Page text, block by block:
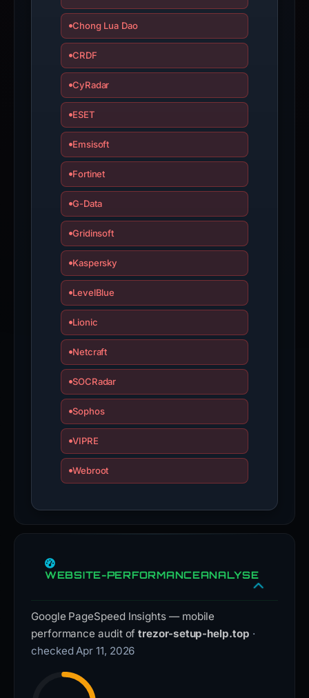
Chong Lua Dao
CRDF
CyRadar
ESET
Emsisoft
Fortinet
G-Data
Gridinsoft
Kaspersky
LevelBlue
Lionic
Netcraft
SOCRadar
Sophos
VIPRE
Webroot
WEBSITE-PERFORMANCEANALYSE
Google PageSpeed Insights — mobile
performance audit oftrezor-setup-help.top ·
checked Apr 11, 2026